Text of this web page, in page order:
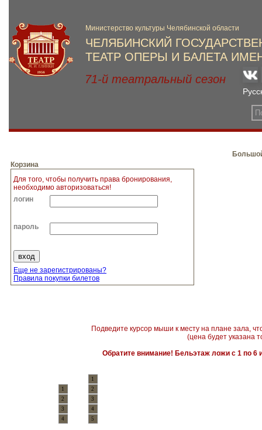
Корзина
Для того, чтобы получить права бронирования,
необходимо авторизоваться!
логин
пароль
Еще не зарегистрированы?
Правила покупки билетов
Подведите курсор мыши к месту на плане зала,
(цена будет указана
Обратите внимание! Бельэтаж ложи с 1 по 6
1
1
2
2
3
3
4
4
5